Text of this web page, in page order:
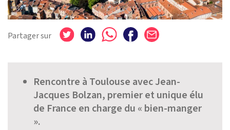
Partager sur
Rencontre à Toulouse avec Jean-
Jacques Bolzan, premier et unique élu
de France en charge du « bien-manger
».